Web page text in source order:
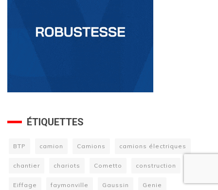
ÉTIQUETTES
BTP camion Camions camions électriques
chantier chariots Cometto construction
Eiffage faymonville Gaussin Genie